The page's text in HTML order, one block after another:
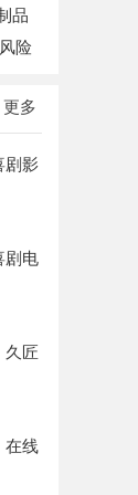
品
险
更多
剧影
剧电
久匠
在线